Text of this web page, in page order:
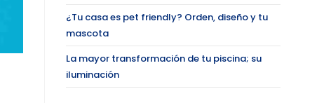
¿Tu casa es pet friendly? Orden, diseño y tu
mascota
La mayor transformación de tu piscina; su
iluminación